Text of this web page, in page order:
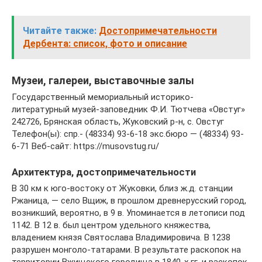
Читайте также: Достопримечательности
Дербента: список, фото и описание
Музеи, галереи, выставочные залы
Государственный мемориальный историко-
литературный музей-заповедник Ф.И. Тютчева «Овстуг»
242726, Брянская область, Жуковский р-н, с. Овстуг
Телефон(ы): спр.- (48334) 93-6-18 экс.бюро — (48334) 93-
6-71 Веб-сайт: https://musovstug.ru/
Архитектура, достопримечательности
В 30 км к юго-востоку от Жуковки, близ ж.д. станции
Ржаница, — село Вщиж, в прошлом древнерусский город,
возникший, вероятно, в 9 в. Упоминается в летописи под
1142. В 12 в. был центром удельного княжества,
владением князя Святослава Владимировича. В 1238
разрушен монголо-татарами. В результате раскопок на